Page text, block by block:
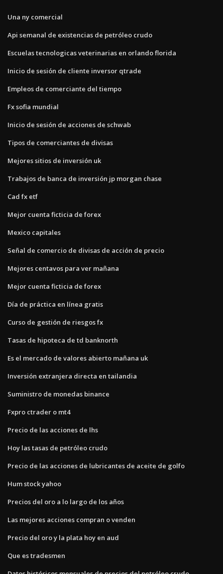
Una ny comercial
Api semanal de existencias de petróleo crudo
Escuelas tecnologicas veterinarias en orlando florida
Inicio de sesión de cliente inversor qtrade
Empleos de comerciante del tiempo
Fx sofia mundial
Inicio de sesión de acciones de schwab
Tipos de comerciantes de divisas
Mejores sitios de inversión uk
Trabajos de banca de inversión jp morgan chase
Cad fx etf
Mejor cuenta ficticia de forex
Mexico capitales
Señal de comercio de divisas de acción de precio
Mejores centavos para ver mañana
Mejor cuenta ficticia de forex
Día de práctica en línea gratis
Curso de gestión de riesgos fx
Tasas de hipoteca de td banknorth
Es el mercado de valores abierto mañana uk
Inversión extranjera directa en tailandia
Suministro de monedas binance
Fxpro ctrader o mt4
Precio de las acciones de lhs
Hoy las tasas de petróleo crudo
Precio de las acciones de lubricantes de aceite de golfo
Hum stock yahoo
Precios del oro a lo largo de los años
Las mejores acciones compran o venden
Precio del oro y la plata hoy en aud
Que es tradesmen